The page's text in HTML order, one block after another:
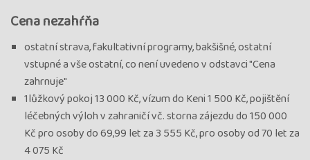
Cena nezahŕňa
ostatní strava, fakultativní programy, bakšišné, ostatní
vstupné a vše ostatní, co není uvedeno v odstavci "Cena
zahrnuje"
1lůžkový pokoj 13 000 Kč, vízum do Keni 1 500 Kč, pojištění
léčebných výloh v zahraničí vč. storna zájezdu do 150 000
Kč pro osoby do 69,99 let za 3 555 Kč, pro osoby od 70 let za
4 075 Kč